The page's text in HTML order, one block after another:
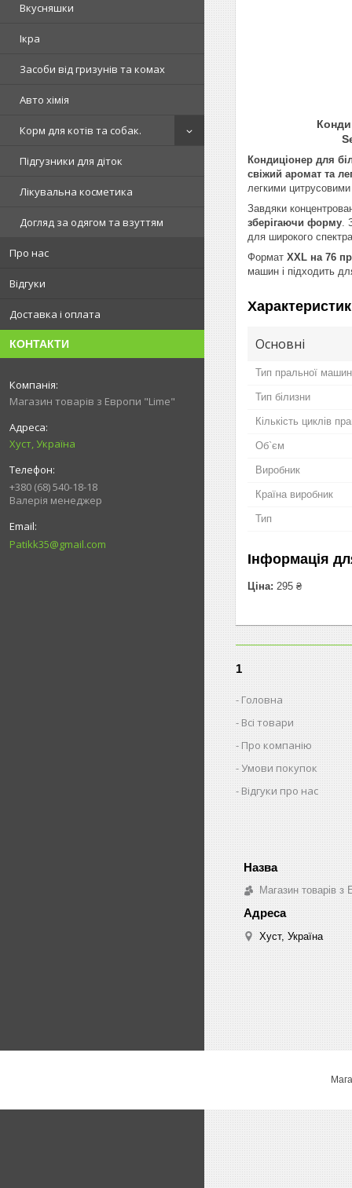
Вкусняшки
Ікра
Засоби від гризунів та комах
Авто хімія
Корм для котів та собак.
Підгузники для діток
Лікувальна косметика
Догляд за одягом та взуттям
Про нас
Відгуки
Доставка і оплата
КОНТАКТИ
Магазин товарів з Европи "Lime"
Хуст, Україна
+380 (68) 540-18-18
Валерія менеджер
Patikk35@gmail.com
Кондиціонер
Selvatica &
Кондиціонер для
свіжий аромат та
легкими
Завдяки
зберігаючи форму .
для широкого
Формат XXL на 76
машин і підходить
Основні
Тип пральної
Тип білизни
Кількість циклів
Об`єм
Виробник
Країна виробник
Тип
Інформація
Ціна: 295 ₴
1
Головна
Всі товари
Про компанію
Умови покупок
Відгуки про нас
Магазин товарів з
Хуст, Україна